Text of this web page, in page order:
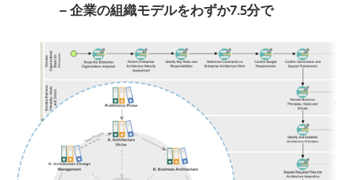
– 企業の組織モデルをわずか7.5分で